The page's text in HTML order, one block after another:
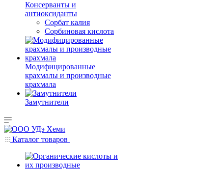
Консерванты и
антиоксиданты
Сорбат калия
Сорбиновая кислота
Модифицированные
крахмалы и производные
крахмала
Замутнители
Каталог товаров